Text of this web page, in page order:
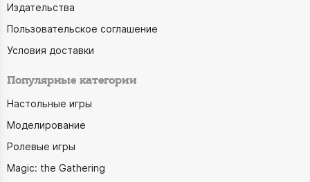
Издательства
Пользовательское соглашение
Условия доставки
Популярные категории
Настольные игры
Моделирование
Ролевые игры
Magic: the Gathering